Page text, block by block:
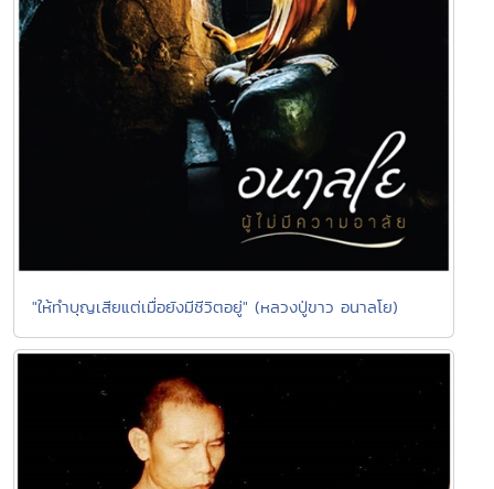
"ให้ทำบุญเสียแต่เมื่อยังมีชีวิตอยู่" (หลวงปู่ขาว อนาลโย)